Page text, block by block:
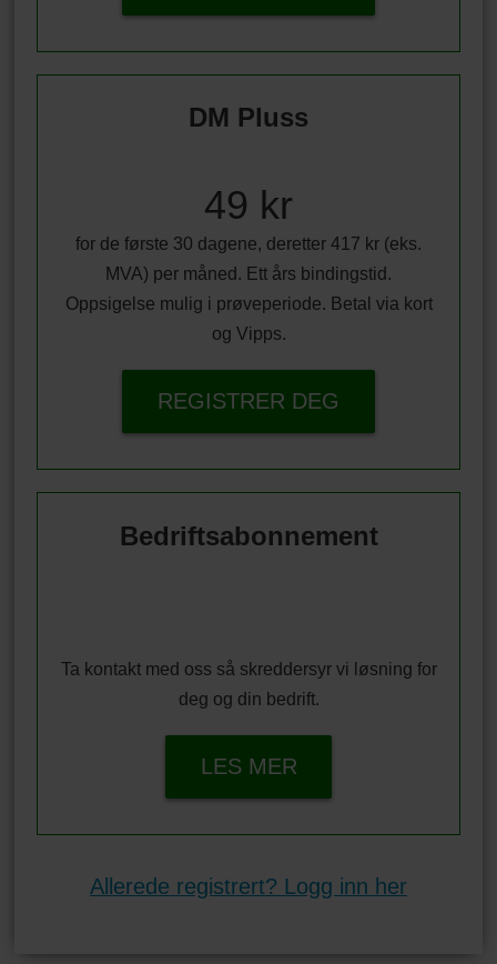
DM Pluss
49 kr
for de første 30 dagene, deretter 417 kr (eks.
MVA) per måned. Ett års bindingstid.
Oppsigelse mulig i prøveperiode. Betal via kort
og Vipps.
REGISTRER DEG
Bedriftsabonnement
Ta kontakt med oss så skreddersyr vi løsning for
deg og din bedrift.
LES MER
Allerede registrert? Logg inn her